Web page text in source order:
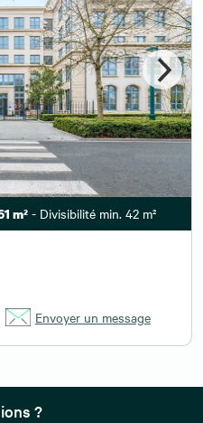
m²- Divisibilité min. 42 m²
Envoyer un message
?